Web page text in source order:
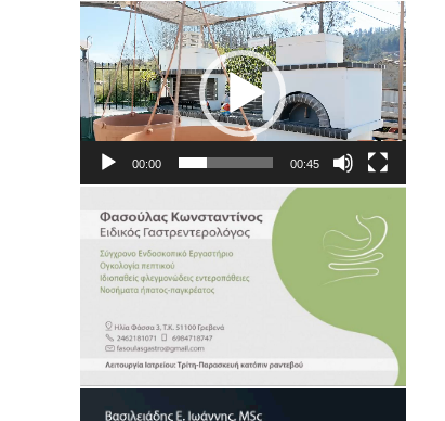
Πρόγραμμα
Αναπαραγωγής
Βίντεο
00:00 00:45